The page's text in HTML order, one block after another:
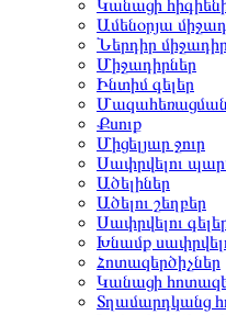
Կանացի
Ամենօրյա
Ներդիր
Միջադիրներ
Ինտիմ գելեր
Մազահեռացման
Քսուք
Միցելյար ջուր
Սափրվելու
Ածելիներ
Ածելու շեղբեր
Սափրվելու
Խնամք
Հոտազերծիչներ
Կանացի
Տղամարդկանց